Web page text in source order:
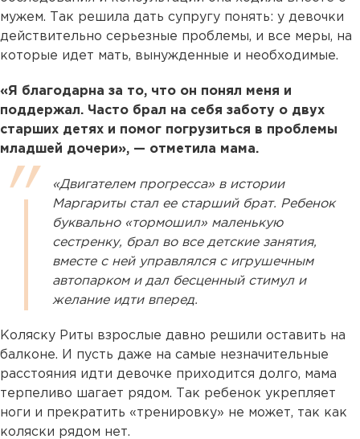
мужем. Так решила дать супругу понять: у девочки
действительно серьезные проблемы, и все меры, на
которые идет мать, вынужденные и необходимые.
«Я благодарна за то, что он понял меня и
поддержал. Часто брал на себя заботу о двух
старших детях и помог погрузиться в проблемы
младшей дочери», — отметила мама.
«Двигателем прогресса» в истории
Маргариты стал ее старший брат. Ребенок
буквально «тормошил» маленькую
сестренку, брал во все детские занятия,
вместе с ней управлялся с игрушечным
автопарком и дал бесценный стимул и
желание идти вперед.
Коляску Риты взрослые давно решили оставить на
балконе. И пусть даже на самые незначительные
расстояния идти девочке приходится долго, мама
терпеливо шагает рядом. Так ребенок укрепляет
ноги и прекратить «тренировку» не может, так как
коляски рядом нет.